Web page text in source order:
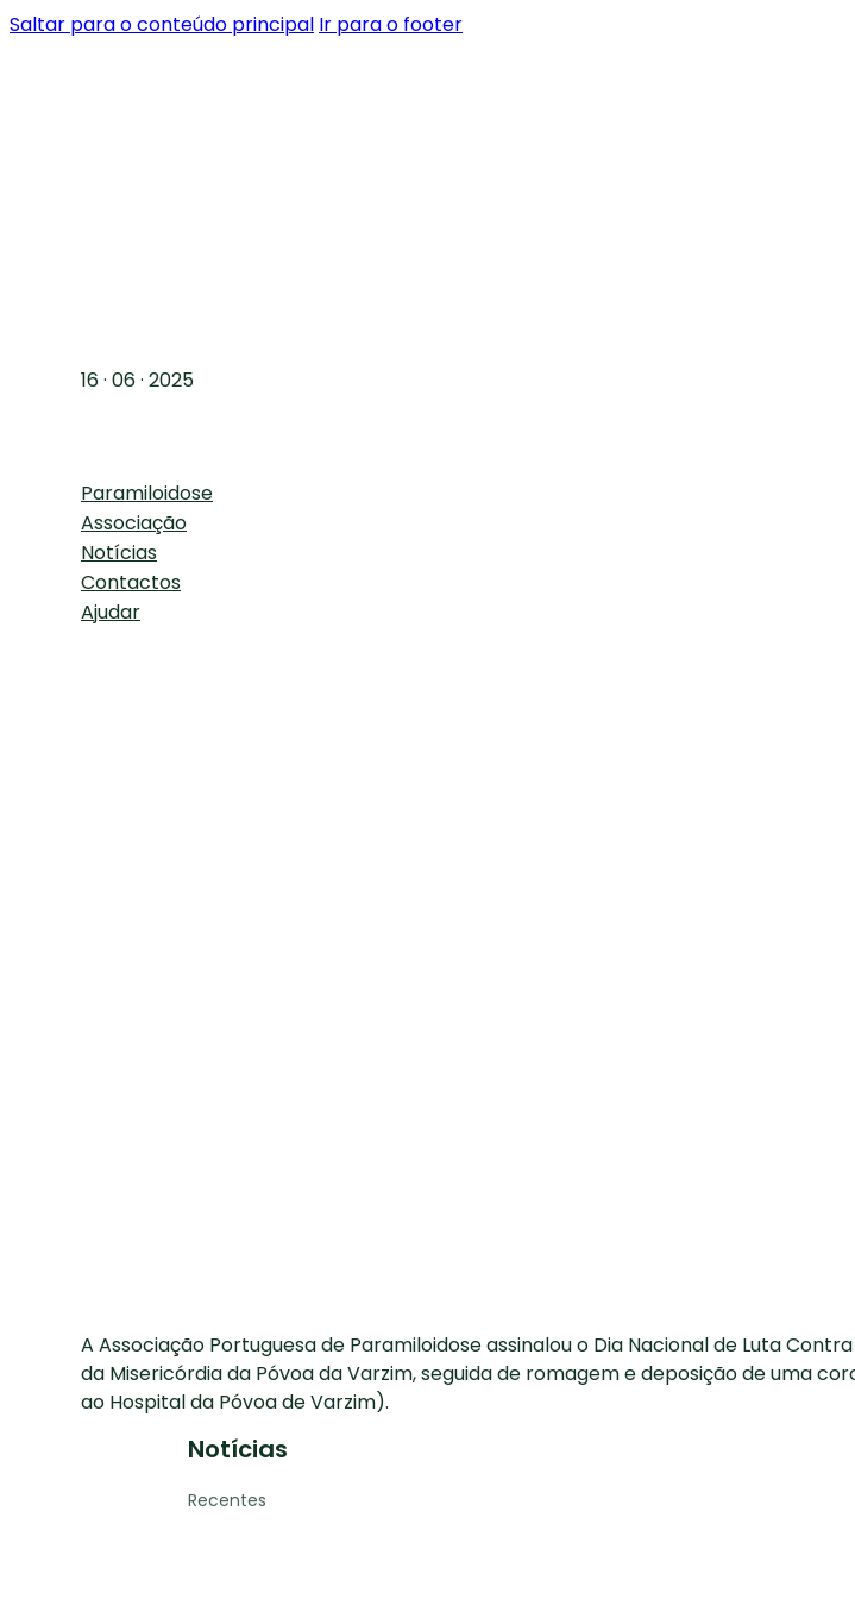
Saltar para o conteúdo principal Ir para o footer
Paramiloidose
Associação
Notícias
Contactos
Ajudar
16 · 06 · 2025
A Associação Portuguesa de Paramiloidose assinalou o Dia Nacional de Luta
da Misericórdia da Póvoa da Varzim, seguida de romagem e deposição de uma
ao Hospital da Póvoa de Varzim).
Notícias
Recentes